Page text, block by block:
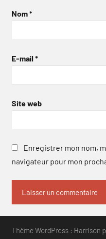
Nom*
E-mail *
Site web
Enregistrer mon nom,
navigateur pour mon
Thème WordPress : Harrison